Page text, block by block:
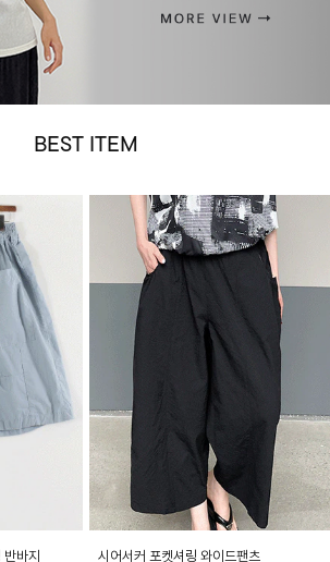
BEST ITEM
바지
시어서커 포켓셔링 와이드팬츠